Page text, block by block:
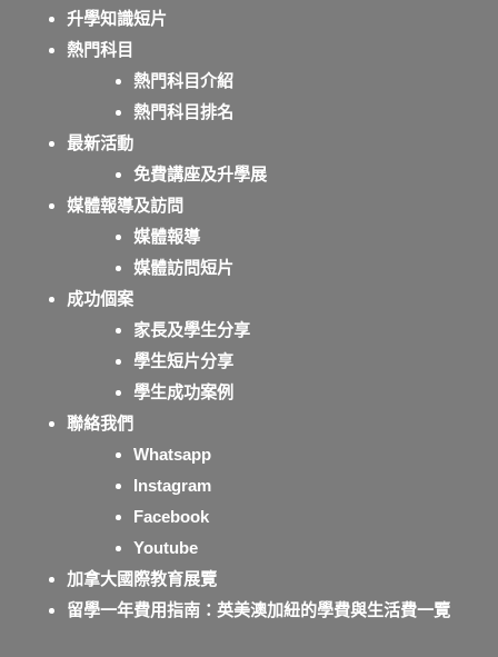
升學知識短片
熱門科目
熱門科目介紹
熱門科目排名
最新活動
免費講座及升學展
媒體報導及訪問
媒體報導
媒體訪問短片
成功個案
家長及學生分享
學生短片分享
學生成功案例
聯絡我們
Whatsapp
Instagram
Facebook
Youtube
加拿大國際教育展覽
留學一年費用指南：英美澳加紐的學費與生活費一覽